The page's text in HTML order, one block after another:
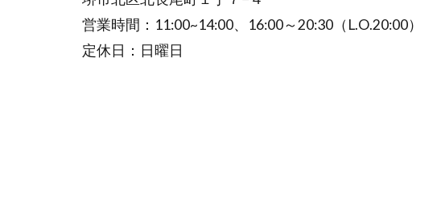
営業時間：11:00~14:00、16:00～20:30（L.O.20:00）
定休日：日曜日